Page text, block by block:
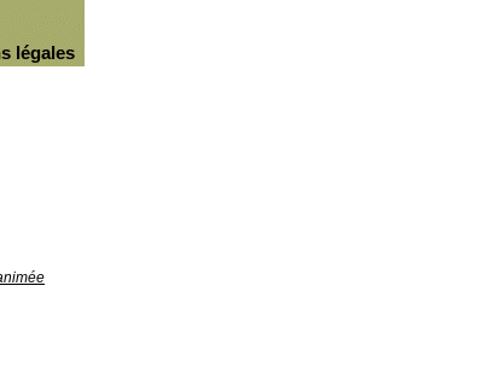
légales